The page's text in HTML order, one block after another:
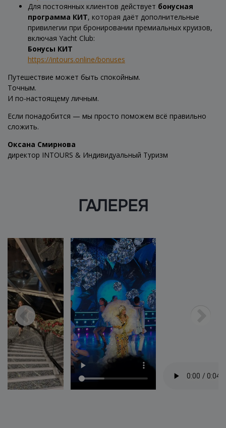
Для постоянных клиентов действует бонусная
программа КИТ, которая даёт дополнительные
привилегии при бронировании премиальных круизов,
включая Yacht Club:
Бонусы КИТ
https://intours.online/bonuses
Путешествие может быть спокойным.
Точным.
И по-настоящему личным.
Если понадобится — мы просто поможем всё правильно
сложить.
Оксана Смирнова
директор INTOURS & Индивидуальный Туризм
ГАЛЕРЕЯ